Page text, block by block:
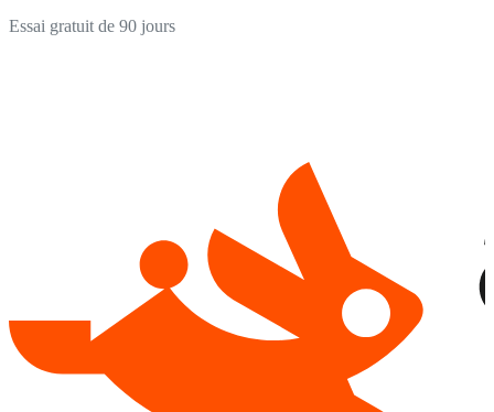
Essai gratuit de 90 jours